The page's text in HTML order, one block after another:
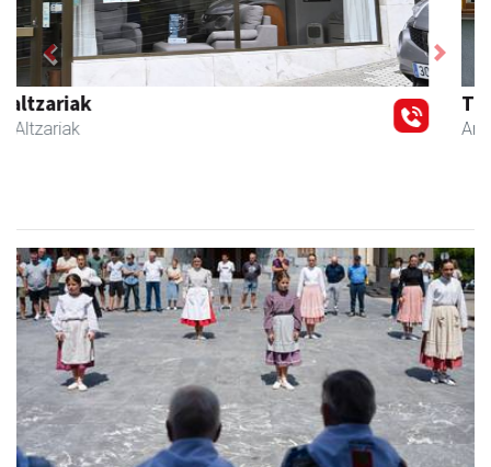
Txindoki taberna
Andoain
Previous Next